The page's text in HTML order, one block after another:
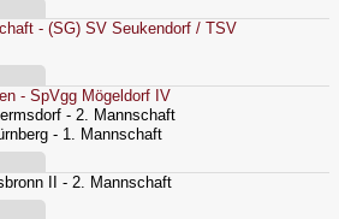
- (SG) SV Seukendorf / TSV
- SpVgg Mögeldorf IV
- 2. Mannschaft
- 1. Mannschaft
II - 2. Mannschaft